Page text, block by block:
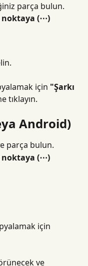
parça bulun.
noktaya (⋯)
için "Şarkı
tıklayın.
Android)
parça bulun.
noktaya (⋯)
için
ve